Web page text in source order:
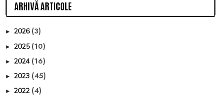
ARHIVĂ ARTICOLE
► 2026 (3)
► 2025 (10)
► 2024 (16)
► 2023 (45)
► 2022 (4)